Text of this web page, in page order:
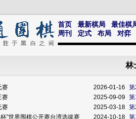
首页 最新棋局
最佳棋
周刊
定式 布局 对弈
林
赛 2026-01-16
赛 2025-09-09
赛 2025-03-18
”世界围棋公开赛台湾选拔赛 2024-10-18 第